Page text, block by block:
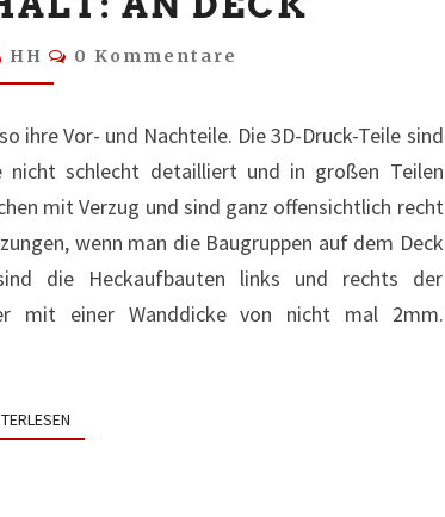
HALT:
AN
DECK
HH Kommentare
0 Kommentare
ihre Vor- und Nachteile. Die 3D-Druck-Teile sind
nicht schlecht detailliert und in großen Teilen
mit Verzug und sind ganz offensichtlich recht
wenn man die Baugruppen auf dem Deck
die Heckaufbauten links und rechts der
mit einer Wanddicke von nicht mal 2mm.